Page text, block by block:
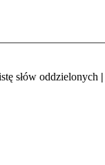
słów oddzielonych |